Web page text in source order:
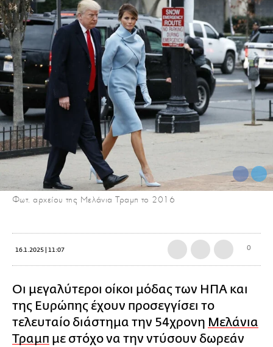
Φωτ. αρχείου της Μελάνια Τραμπ το 2016
16.1.2025 | 11:07 0
Οι μεγαλύτεροι οίκοι μόδας των ΗΠΑ και
της Ευρώπης έχουν προσεγγίσει το
τελευταίο διάστημα την 54χρονη Μελάνια
Τραμπ με στόχο να την ντύσουν δωρεάν